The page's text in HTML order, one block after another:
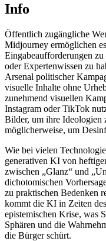
Info
Öffentlich zugängliche
Midjourney ermöglichen
Eingabeaufforderungen
oder Expertenwissen zu
Arsenal politischer
visuelle Inhalte ohne
zunehmend visuellen
Instagram oder TikTok
Bilder, um ihre Ideologien
möglicherweise, um
Wie bei vielen
generativen KI von
zwischen „Glanz“ und
dichotomischen
zu praktischen Bedenken
kommt die KI in Zeiten
epistemischen Krise, was
Sphären und die
die Bürger schürt.